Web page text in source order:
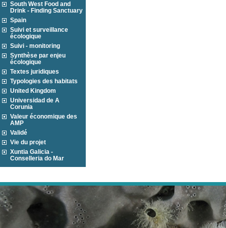
South West Food and
Drink - Finding Sanctuary
Spain
Suivi et surveillance
écologique
Suivi - monitoring
Synthèse par enjeu
écologique
Textes juridiques
Typologies des habitats
United Kingdom
Universidad de A
Corunia
Valeur économique des
AMP
Validé
Vie du projet
Xuntia Galicia -
Conselleria do Mar